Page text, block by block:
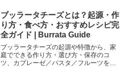
産性安定化まで一挙公開。初心者酪農家
にも分かりやすい解説付き！
ブッラータチーズとは？起源・作
り方・食べ方・おすすめレシピ完
全ガイド | Burrata Guide
ブッラータチーズの起源や特徴から、家
庭でできる作り方・選び方・保存のコ
ツ、カプレーゼ／パスタ／フルーツを使